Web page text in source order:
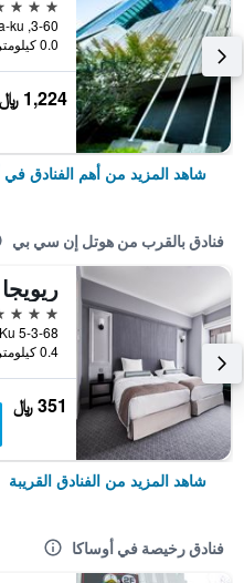
0.0 كيلومتر عن وسط المدينة
1,224 ﷼
شاهد المزيد من أهم الفنادق في
فنادق بالقرب من هوتل إن سي بي
4 نجوم
0.4 كيلومتر عن وسط المدينة
351 ﷼
شاهد المزيد من الفنادق القريبة
فنادق رخيصة في أوساكا